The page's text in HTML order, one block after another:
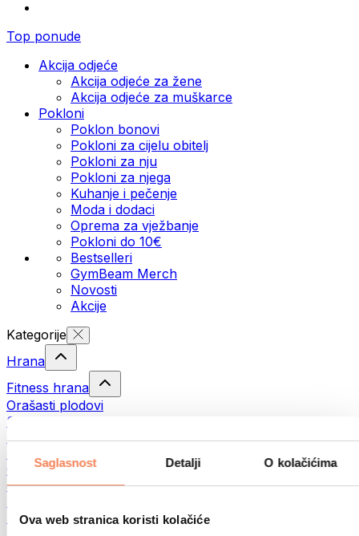
Saglasnost Detalji O kolačićima
Ova web stranica koristi kolačiće
Top ponude
Akcija odjeće
Akcija odjeće za žene
Akcija odjeće za muškarce
Pokloni
Poklon bonovi
Pokloni za cijelu obitelj
Pokloni za nju
Pokloni za njega
Kuhanje i pečenje
Moda i dodaci
Oprema za vježbanje
Pokloni do 10€
Bestselleri
GymBeam Merch
Novosti
Akcije
Kategorije
Hrana
Fitness hrana
Orašasti plodovi
Sjemenke
Namazi i paste
Gotovi obroci
Jaja
Meso